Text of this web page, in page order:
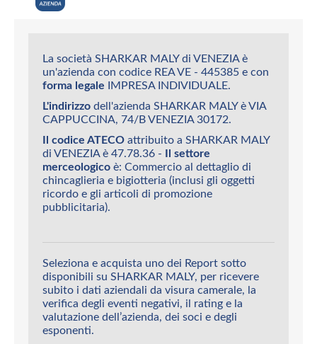
La società SHARKAR MALY di VENEZIA è
un'azienda con codice REA VE - 445385 e con
forma legale IMPRESA INDIVIDUALE.
L'indirizzo dell'azienda SHARKAR MALY è VIA
CAPPUCCINA, 74/B VENEZIA 30172.
Il codice ATECO attribuito a SHARKAR MALY
di VENEZIA è 47.78.36 - Il settore
merceologico è: Commercio al dettaglio di
chincaglieria e bigiotteria (inclusi gli oggetti
ricordo e gli articoli di promozione
pubblicitaria).
Seleziona e acquista uno dei Report sotto
disponibili su SHARKAR MALY, per ricevere
subito i dati aziendali da visura camerale, la
verifica degli eventi negativi, il rating e la
valutazione dell’azienda, dei soci e degli
esponenti.